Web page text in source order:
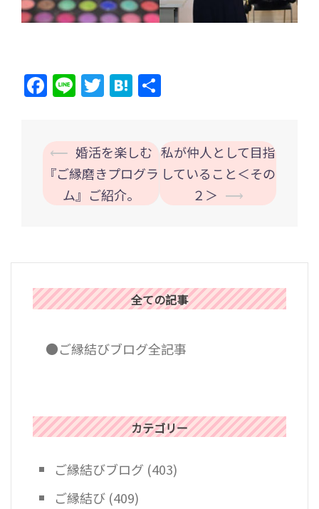
Facebook
LineTwitterHatena
投
稿
ー
ョ
⟵ 婚活を楽しむ
『ご縁磨きプログラ
ム』ご紹介。
私が仲人として目指
していること＜その
２＞ ⟶
全ての記事
●ご縁結びブログ全記事
カテゴリー
ご縁結びブログ (403)
ご縁結び (409)